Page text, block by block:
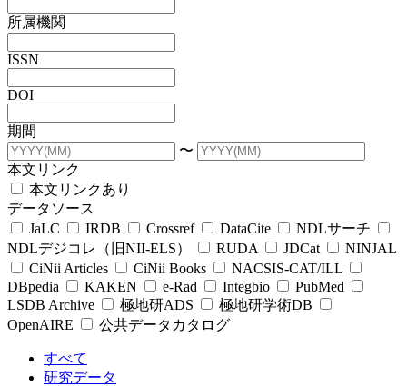
所属機関
ISSN
DOI
期間
〜
本文リンク
本文リンクあり
データソース
JaLC
IRDB Crossref DataCite
NDLサーチ
NDLデジコレ（旧NII-ELS）
RUDA JDCat
NINJAL
CiNii Articles
CiNii Books
NACSIS-CAT/ILL
DBpedia
KAKEN e-Rad Integbio
PubMed
LSDB Archive
極地研ADS
極地研学術DB
OpenAIRE
公共データカタログ
すべて
研究データ